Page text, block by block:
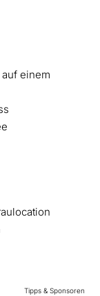
einem
Tipps & Sponsoren